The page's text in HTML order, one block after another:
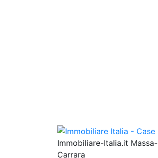
Immobiliare-Italia.it Massa-
Carrara